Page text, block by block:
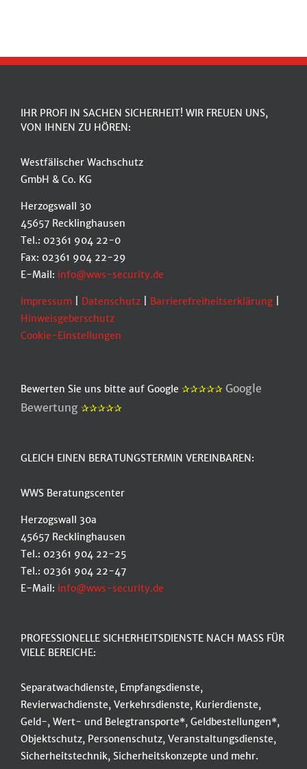
IHR PROFI IN SACHEN SICHERHEIT! WIR FREUEN UNS,
VON IHNEN ZU HÖREN:
Westfälischer Wachschutz
GmbH & Co. KG
Herzogswall 30
45657 Recklinghausen
Tel.: 02361 904 22-0
Fax: 02361 904 22-29
E-Mail: info@wws-security.de
Impressum Datenschutz Barrierefreiheitserklärung
Hinweisgeberschutz
Cookie-Einstellungen
Bewerten Sie uns bitte auf Google ✰✰✰✰✰ Google
Bewertung ✰✰✰✰✰
GLEICH EINEN BERATUNGSTERMIN VEREINBAREN:
WWS Beratungscenter
Herzogswall 30a
45657 Recklinghausen
Tel.: 02361 904 22-25
Tel.: 02361 904 22-47
E-Mail: info@wws-security.de
PROFESSIONELLE SICHERHEITSDIENSTE NACH MASS FÜR
VIELE BEREICHE:
Separatwachdienste, Empfangsdienste,
Revierwachdienste, Verkehrsdienste, Kurierdienste,
Geld-, Wert- und Belegtransporte*, Geldbestellungen*,
Objektschutz, Personenschutz, Veranstaltungsdienste,
Sicherheitstechnik, Sicherheitskonzepte und mehr.